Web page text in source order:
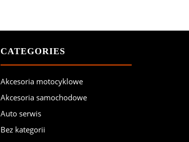
CATEGORIES
Akcesoria motocyklowe
Akcesoria samochodowe
Auto serwis
Bez kategorii